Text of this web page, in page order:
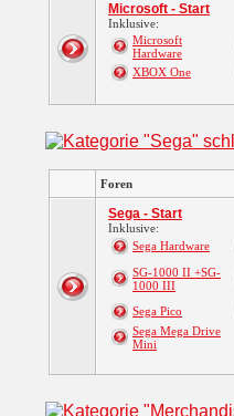
Microsoft - Start
Inklusive:
Microsoft
Hardware
XBOX One
Foren
Sega - Start
Inklusive:
Sega Hardware
SG-1000 II +SG-
1000 III
Sega Pico
Sega Mega Drive
Mini